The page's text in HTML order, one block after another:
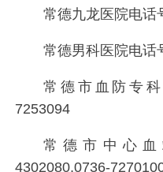
常德九龙医院电话
常德男科医院电话
常德市血防专
7253094
常德市中心
4302080,0736-